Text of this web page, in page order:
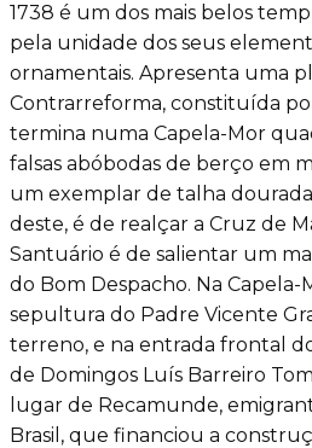
1738 é um dos mais belos
pela unidade dos seus
ornamentais. Apresenta uma
Contrarreforma, constituída
termina numa Capela-Mor
falsas abóbodas de berço em
um exemplar de talha
deste, é de realçar a Cruz de
Santuário é de salientar um
do Bom Despacho. Na Capela-
sepultura do Padre Vicente
terreno, e na entrada frontal
de Domingos Luís Barreiro
lugar de Recamunde,
Brasil, que financiou a